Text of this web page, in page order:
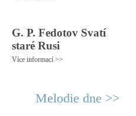
G. P. Fedotov Svatí
staré Rusi
Více informací >>
Melodie dne >>